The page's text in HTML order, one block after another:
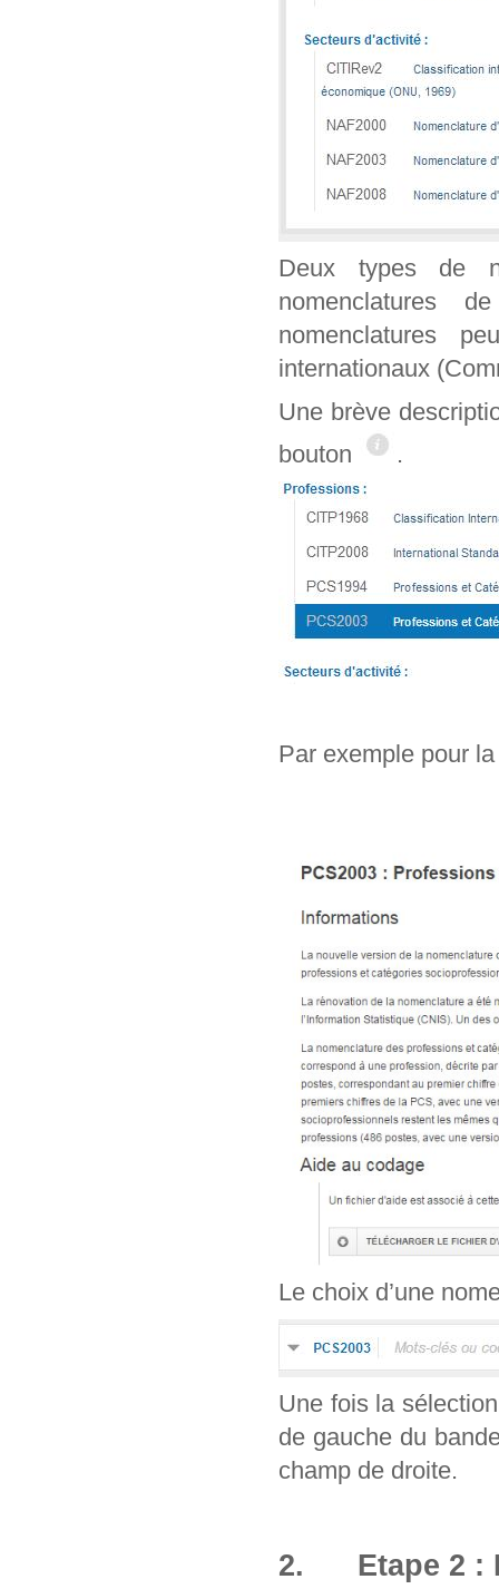
Deux types de
nomenclatures
nomenclatures
internationaux
Une brève
bouton
.
Par exemple pour
Le choix d’une
Une fois la
de gauche du
champ de droite.
2. Etape 2 :